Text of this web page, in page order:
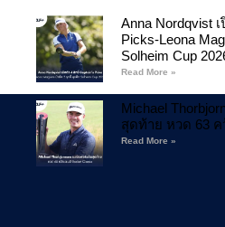
Anna Nordqvist
Picks-Leona
Solheim Cup
Read More »
Michael
สุดท้าย หวด 63
Read More »